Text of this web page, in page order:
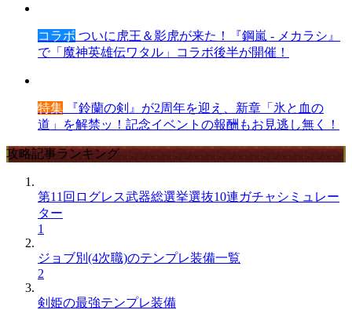
コラボ ついに虎王＆影虎が来た！『鋼嵐 - メカラシ』
で「魔神英雄伝ワタル」コラボ後半が開催！
特集 『鈴蘭の剣』が2周年を迎え、新章「氷と血の
道」を解禁ッ！記念イベントの報酬もお見逃し無く！
攻略記事ランキング
第11回ログレス武器総選挙選抜10連ガチャシミュレー
ター
1
ジョブ別(4次職)のテンプレ装備一覧
2
剣姫の最強テンプレ装備